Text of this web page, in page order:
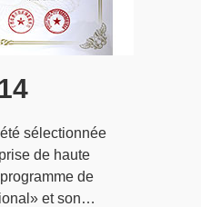
sélectionnée
de haute
de
et son